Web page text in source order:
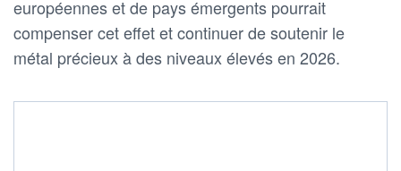
européennes et de pays émergents pourrait
compenser cet effet et continuer de soutenir le
métal précieux à des niveaux élevés en 2026.